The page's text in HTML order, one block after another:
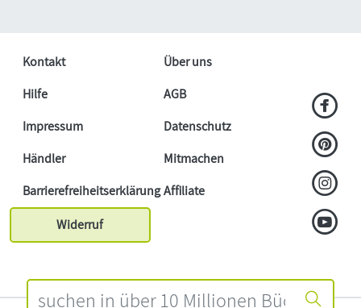
Kontakt
Über uns
Hilfe
AGB
Impressum
Datenschutz
Händler
Mitmachen
BarrierefreiheitserklärungAffiliate
Widerruf